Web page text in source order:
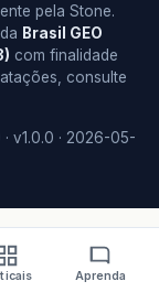
pela Stone.
Brasil GEO
com finalidade
consulte
v1.0.0 · 2026-05-
Aprenda